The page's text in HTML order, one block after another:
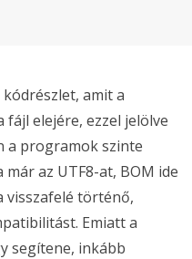
amit a
elejére, ezzel jelölve
a programok szinte
az UTF8-at, BOM ide
visszafelé történő,
Emiatt a
segítene, inkább